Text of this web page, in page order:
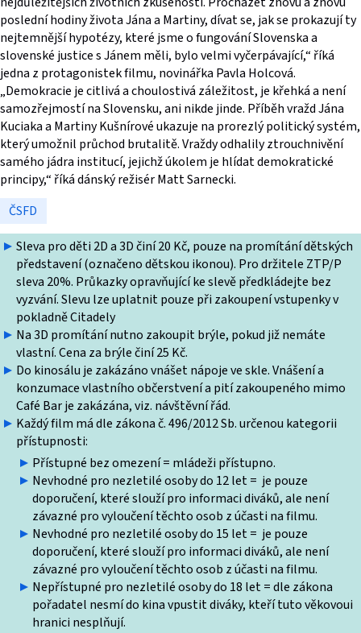
Sleva pro děti 2D a 3D činí 20 Kč, pouze na promítání dětských
představení (označeno dětskou ikonou). Pro držitele ZTP/P
sleva 20%. Průkazky opravňující ke slevě předkládejte bez
vyzvání. Slevu lze uplatnit pouze při zakoupení vstupenky v
pokladně Citadely
Na 3D promítání nutno zakoupit brýle, pokud již nemáte
vlastní. Cena za brýle činí 25 Kč.
Do kinosálu je zakázáno vnášet nápoje ve skle. Vnášení a
konzumace vlastního občerstvení a pití zakoupeného mimo
Café Bar je zakázána, viz. návštěvní řád.
Každý film má dle zákona č. 496/2012 Sb. určenou kategorii
přístupnosti:
Přístupné bez omezení = mládeži přístupno.
Nevhodné pro nezletilé osoby do 12 let = je pouze
doporučení, které slouží pro informaci diváků, ale není
závazné pro vyloučení těchto osob z účasti na filmu.
Nevhodné pro nezletilé osoby do 15 let = je pouze
doporučení, které slouží pro informaci diváků, ale není
závazné pro vyloučení těchto osob z účasti na filmu.
Nepřístupné pro nezletilé osoby do 18 let = dle zákona
pořadatel nesmí do kina vpustit diváky, kteří tuto věkovoui
hranici nesplňují.
poslední hodiny života Jána a Martiny, dívat se, jak se prokazují ty
nejtemnější hypotézy, které jsme o fungování Slovenska a
slovenské justice s Jánem měli, bylo velmi vyčerpávající,“ říká
jedna z protagonistek filmu, novinářka Pavla Holcová.
„Demokracie je citlivá a choulostivá záležitost, je křehká a není
samozřejmostí na Slovensku, ani nikde jinde. Příběh vražd Jána
Kuciaka a Martiny Kušnírové ukazuje na prorezlý politický systém,
který umožnil průchod brutalitě. Vraždy odhalily ztrouchnivění
samého jádra institucí, jejichž úkolem je hlídat demokratické
principy,“ říká dánský režisér Matt Sarnecki.
ČSFD